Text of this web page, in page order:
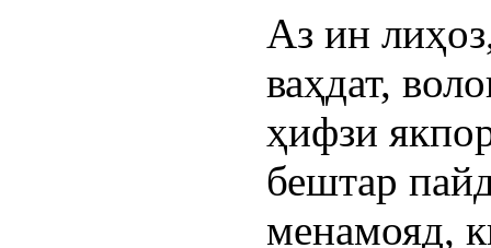
Аз ин
ваҳдат,
ҳифзи
бештар
менамояд,